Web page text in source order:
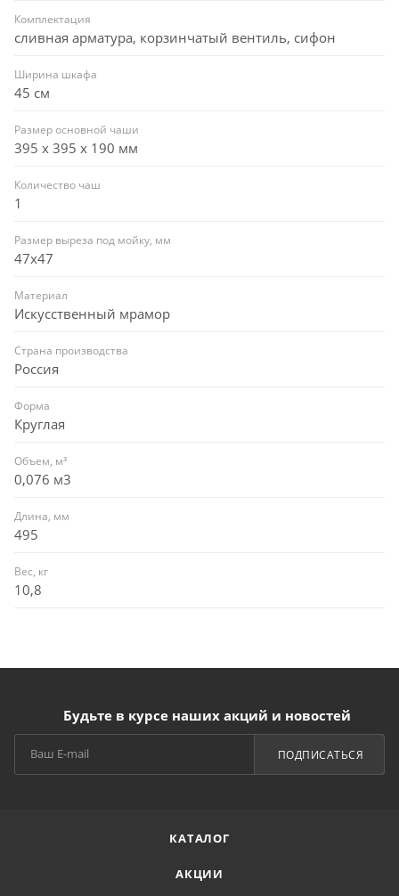
Комплектация
сливная арматура, корзинчатый вентиль, сифон
Ширина шкафа
45 см
Размер основной чаши
395 х 395 х 190 мм
Количество чаш
1
Размер выреза под мойку, мм
47x47
Материал
Искусственный мрамор
Страна производства
Россия
Форма
Круглая
Объем, м³
0,076 м3
Длина, мм
495
Вес, кг
10,8
Будьте в курсе наших акций и новостей
ПОДПИСАТЬСЯ
КАТАЛОГ
АКЦИИ